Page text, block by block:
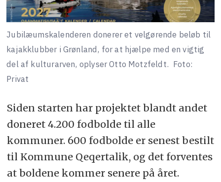
Jubilæumskalenderen donerer et velgørende beløb til
kajakklubber i Grønland, for at hjælpe med en vigtig
del af kulturarven, oplyser Otto Motzfeldt. Foto:
Privat
Siden starten har projektet blandt andet
doneret 4.200 fodbolde til alle
kommuner. 600 fodbolde er senest bestilt
til Kommune Qeqertalik, og det forventes
at boldene kommer senere på året.